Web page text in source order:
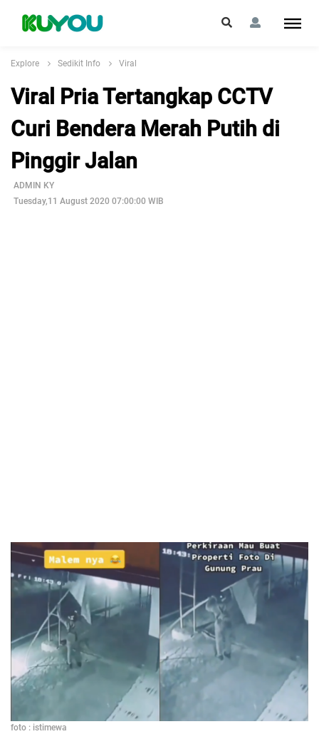
Explore Sedikit Info Viral
Viral Pria Tertangkap CCTV
Curi Bendera Merah Putih di
Pinggir Jalan
ADMIN KY
Tuesday,11 August 2020 07:00:00 WIB
foto : istimewa